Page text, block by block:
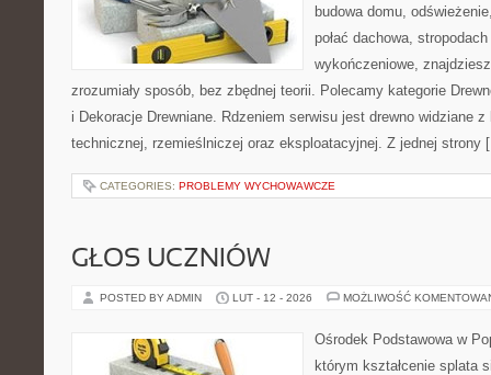
budowa domu,
połać dachowa,
wykończeniowe,
zrozumiały sposób, bez zbędnej teorii. Polecamy kategorie
i Dekoracje Drewniane. Rdzeniem serwisu jest drewno widziane
technicznej, rzemieślniczej oraz eksploatacyjnej. Z jednej strony
CATEGORIES: PROBLEMY WYCHOWAWCZE
GŁOS UCZNIÓW
POSTED BY ADMIN LUT - 12 - 2026 MOŻLIWOŚĆ
Ośrodek Podstawowa w
którym kształcenie splata